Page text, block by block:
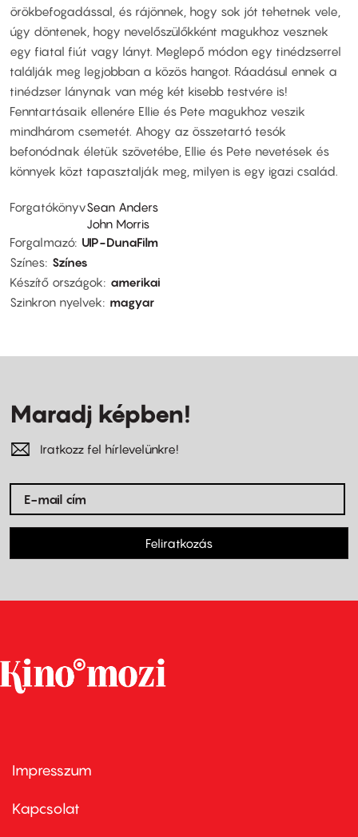
örökbefogadással, és rájönnek, hogy sok jót tehetnek vele,
úgy döntenek, hogy nevelőszülőkként magukhoz vesznek
egy fiatal fiút vagy lányt. Meglepő módon egy tinédzserrel
találják meg legjobban a közös hangot. Ráadásul ennek a
tinédzser lánynak van még két kisebb testvére is!
Fenntartásaik ellenére Ellie és Pete magukhoz veszik
mindhárom csemetét. Ahogy az összetartó tesók
befonódnak életük szövetébe, Ellie és Pete nevetések és
könnyek közt tapasztalják meg, milyen is egy igazi család.
ForgatókönyvSean Anders
John Morris
Forgalmazó UIP-DunaFilm
Színes Színes
Készítő országok
amerikai
Szinkron nyelvek
magyar
Maradj képben!
Iratkozz fel hírlevelünkre!
Feliratkozás
Footer
first
Impresszum
Kapcsolat